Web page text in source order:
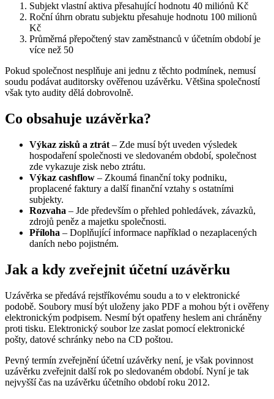
Subjekt vlastní aktiva přesahující hodnotu 40 miliónů Kč
Roční úhrn obratu subjektu přesahuje hodnotu 100 milionů
Kč
Průměrná přepočtený stav zaměstnanců v účetním období je
více než 50
Pokud společnost nesplňuje ani jednu z těchto podmínek, nemusí
soudu podávat auditorsky ověřenou uzávěrku. Většina společností
však tyto audity dělá dobrovolně.
Co obsahuje uzávěrka?
Výkaz zisků a ztrát – Zde musí být uveden výsledek
hospodaření společnosti ve sledovaném období, společnost
zde vykazuje zisk nebo ztrátu.
Výkaz cashflow – Zkoumá finanční toky podniku,
proplacené faktury a další finanční vztahy s ostatními
subjekty.
Rozvaha – Jde především o přehled pohledávek, závazků,
zdrojů peněz a majetku společnosti.
Příloha – Doplňující informace například o nezaplacených
daních nebo pojistném.
Jak a kdy zveřejnit účetní uzávěrku
Uzávěrka se předává rejstříkovému soudu a to v elektronické
podobě. Soubory musí být uloženy jako PDF a mohou být i ověřeny
elektronickým podpisem. Nesmí být opatřeny heslem ani chráněny
proti tisku. Elektronický soubor lze zaslat pomocí elektronické
pošty, datové schránky nebo na CD poštou.
Pevný termín zveřejnění účetní uzávěrky není, je však povinnost
uzávěrku zveřejnit další rok po sledovaném období. Nyní je tak
nejvyšší čas na uzávěrku účetního období roku 2012.